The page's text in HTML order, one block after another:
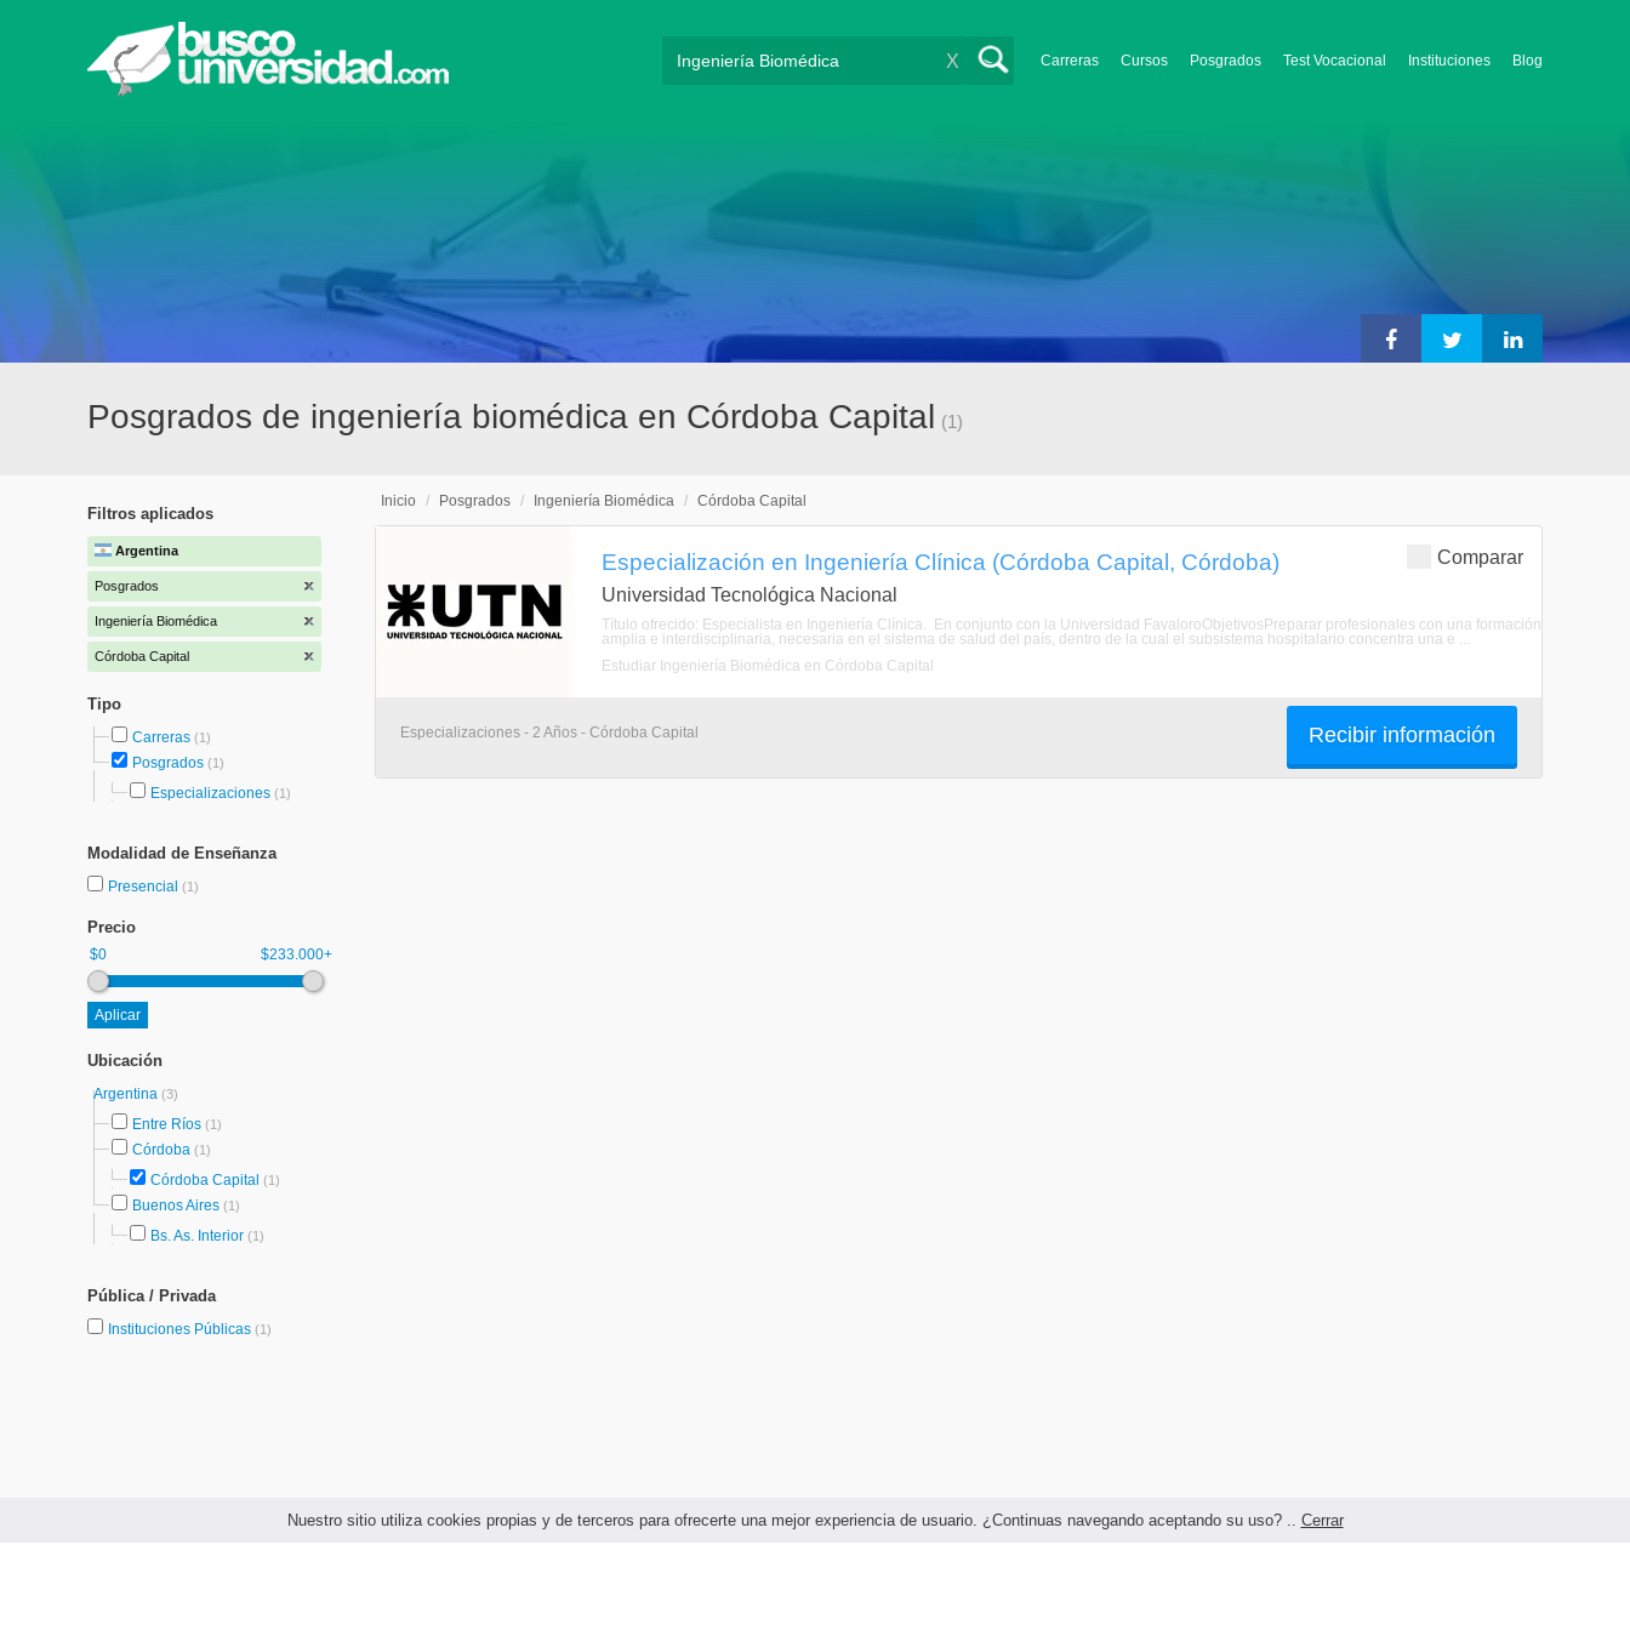
Nuestro sitio utiliza cookies propias y de terceros para ofrecerte una mejor experiencia de usuario. ¿Continuas navegando aceptando su uso? .. Cerrar
Carreras Cursos Posgrados Test Vocacional Instituciones Blog
X
Posgrados de ingeniería biomédica en Córdoba Capital (1)
Filtros aplicados
Argentina
Posgrados
Ingeniería Biomédica
Córdoba Capital
Tipo
Carreras (1)
Posgrados (1)
Especializaciones (1)
Modalidad de Enseñanza
Presencial (1)
Precio
$0 $233.000+
Ubicación
Argentina (3)
Entre Ríos (1)
Córdoba (1)
Córdoba Capital (1)
Buenos Aires (1)
Bs. As. Interior (1)
Pública / Privada
Instituciones Públicas (1)
Inicio / Posgrados / Ingeniería Biomédica / Córdoba Capital
Comparar
Especialización en Ingeniería Clínica (Córdoba Capital, Córdoba)
Universidad Tecnológica Nacional
Título ofrecido: Especialista en Ingeniería Clínica. En conjunto con la Universidad FavaloroObjetivosPreparar profesionales con una formación
amplia e interdisciplinaria, necesaria en el sistema de salud del país, dentro de la cual el subsistema hospitalario concentra una e ...
Estudiar Ingeniería Biomédica en Córdoba Capital
Especializaciones - 2 Años - Córdoba Capital Recibir información